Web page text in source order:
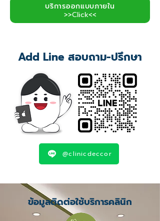
บริการออกแบบภายใน
>>Click<<
Add Line สอบถาม-ปรึกษา
@clinicdeccor
ข้อมูลติดต่อใช้บริการคลินิก